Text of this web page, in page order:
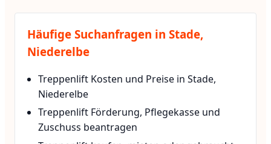
Häufige Suchanfragen in Stade,
Niederelbe
Treppenlift Kosten und Preise in Stade,
Niederelbe
Treppenlift Förderung, Pflegekasse und
Zuschuss beantragen